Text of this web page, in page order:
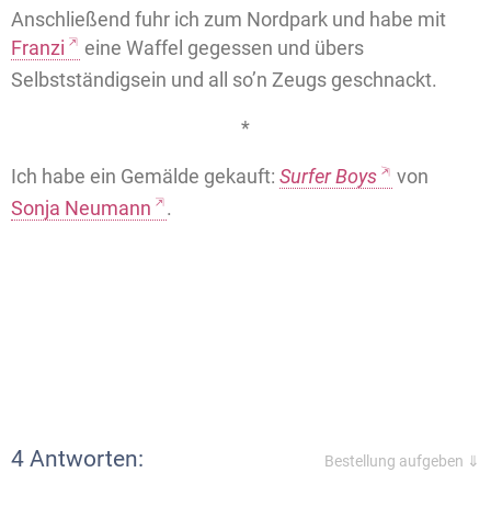
Anschließend fuhr ich zum Nordpark und habe mit
Franzi
eine Waffel gegessen und übers
Selbstständigsein und all so’n Zeugs geschnackt.
*
Ich habe ein Gemälde gekauft: Surfer Boys
von
Sonja Neumann
.
4 Antworten: Bestellung aufgeben ⇓